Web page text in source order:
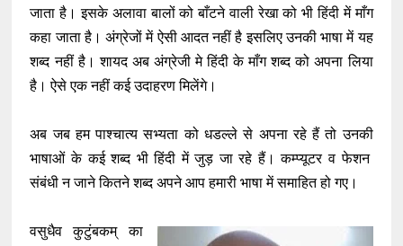
जाता है। इसके अलावा बालों को बाँटने वाली रेखा को भी हिंदी में माँग
कहा जाता है। अंग्रेजों में ऐसी आदत नहीं है इसलिए उनकी भाषा में यह
शब्द नहीं है। शायद अब अंग्रेजी मे हिंदी के माँग शब्द को अपना लिया
है। ऐसे एक नहीं कई उदाहरण मिलेंगे।
अब जब हम पाश्चात्य सभ्यता को धडल्ले से अपना रहे हैं तो उनकी
भाषाओं के कई शब्द भी हिंदी में जुड़ जा रहे हैं। कम्प्यूटर व फेशन
संबंधी न जाने कितने शब्द अपने आप हमारी भाषा में समाहित हो गए।
वसुधैव कुटुंबकम् का